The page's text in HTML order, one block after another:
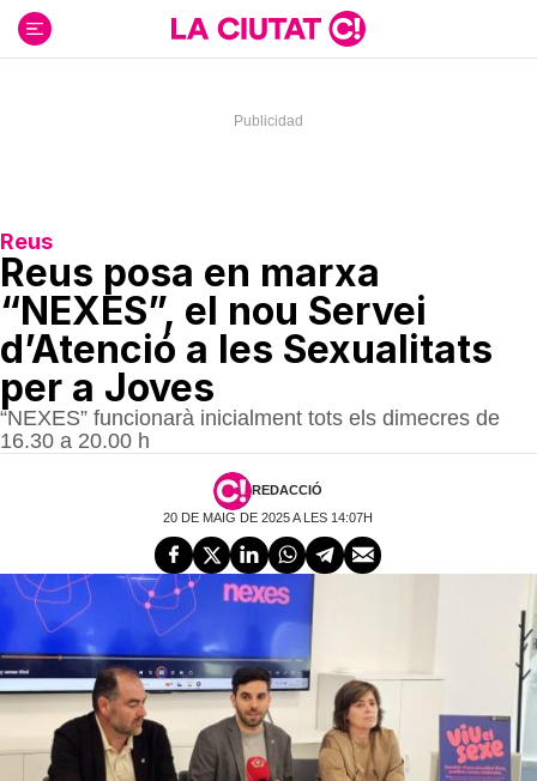
contenido
Reus
Reus posa en marxa
“NEXES”, el nou Servei
d’Atenció a les Sexualitats
per a Joves
“NEXES” funcionarà inicialment tots els dimecres de
16.30 a 20.00 h
REDACCIÓ
20 DE MAIG DE 2025 A LES 14:07H